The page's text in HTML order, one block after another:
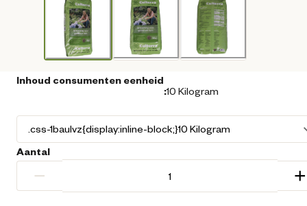
Inhoud consumenten eenheid
:10 Kilogram
Aantal
− +